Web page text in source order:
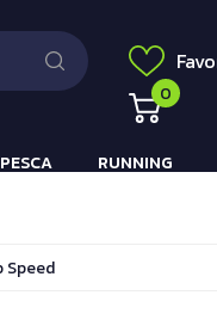
0
RUNNING
e Rifle Elétrico
Luva
Speed